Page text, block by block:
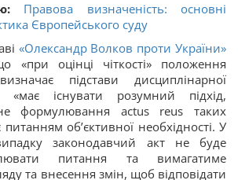
Правова визначеність: основні
Європейського суду
«Олександр Волков проти України»
оцінці чіткості» положення
підстави дисциплінарної
«має існувати розумний підхід,
формулювання actus reus таких
об’єктивної необхідності. У
законодавчий акт не буде
питання та вимагатиме
та внесення змін, щоб відповідати